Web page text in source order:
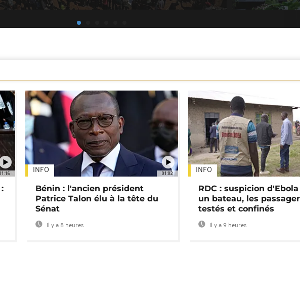
01:02
INFO
Bénin : l'ancien président
Patrice Talon élu à la tête du
Sénat
Il y a 8 heures
INFO
RDC : suspicion
un bateau, les
testés et confinés
Il y a 9 heures